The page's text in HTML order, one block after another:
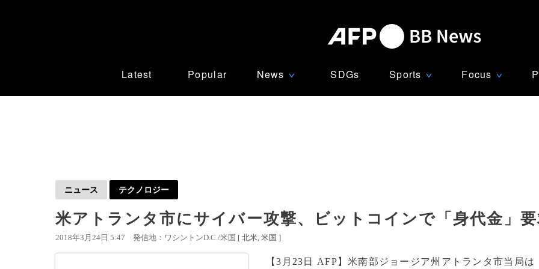
Latest Popular News ∨ SDGs Sports ∨ Focus ∨
ニュース テクノロジー
米アトランタ市にサイバー攻撃、ビットコインで「身代金」
2018年3月24日 5:47 発信地：ワシントンD.C./米国 [ 北米 米国 ]
【3月23日 AFP】米南部ジョージア州アトランタ市当局は